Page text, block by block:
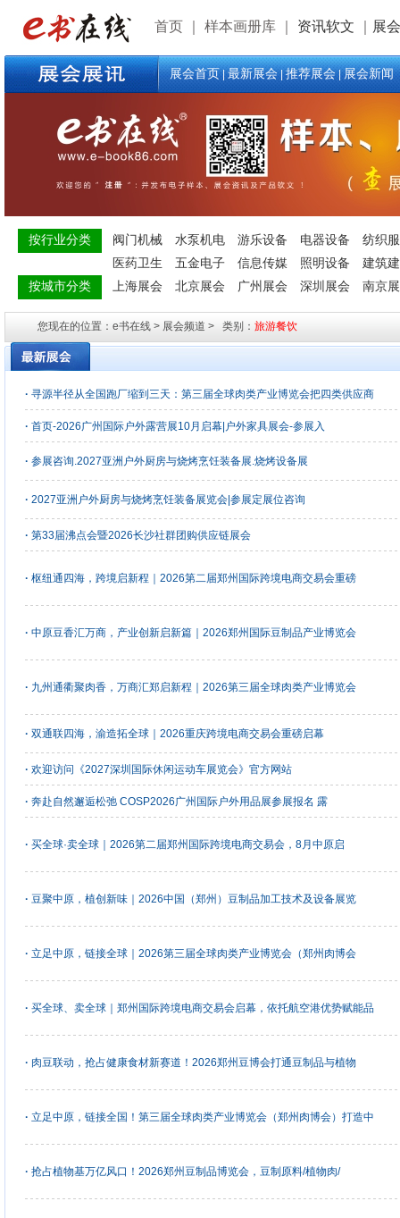
首页 样本画册库 资讯软文 展
展会首页|最新展会|推荐展会|展会新闻
按行业分类 阀门机械 水泵机电 游乐设备 电器设备
纺织
医药卫生
五金电子 信息传媒 照明设备
建筑
按城市分类
上海展会 北京展会 广州展会 深圳展会 南京
您现在的位置：e书在线 > 展会频道 > 类别： 旅游餐饮
· 寻源半径从全国跑厂缩到三天：第三届全球肉类产业博览会把四类供应商
· 首页-2026广州国际户外露营展10月启幕|户外家具展会-参展入
· 参展咨询.2027亚洲户外厨房与烧烤烹饪装备展.烧烤设备展
· 2027亚洲户外厨房与烧烤烹饪装备展览会|参展定展位咨询
· 第33届沸点会暨2026长沙社群团购供应链展会
· 枢纽通四海，跨境启新程｜2026第二届郑州国际跨境电商交易会重磅
· 中原豆香汇万商，产业创新启新篇｜2026郑州国际豆制品产业博览会
· 九州通衢聚肉香，万商汇郑启新程｜2026第三届全球肉类产业博览会
· 双通联四海，渝造拓全球｜2026重庆跨境电商交易会重磅启幕
· 欢迎访问《2027深圳国际休闲运动车展览会》官方网站
· 奔赴自然邂逅松弛 COSP2026广州国际户外用品展参展报名 露
· 买全球·卖全球｜2026第二届郑州国际跨境电商交易会，8月中原启
· 豆聚中原，植创新味｜2026中国（郑州）豆制品加工技术及设备展览
· 立足中原，链接全球｜2026第三届全球肉类产业博览会（郑州肉博会
· 买全球、卖全球｜郑州国际跨境电商交易会启幕，依托航空港优势赋能品
· 肉豆联动，抢占健康食材新赛道！2026郑州豆博会打通豆制品与植物
· 立足中原，链接全国！第三届全球肉类产业博览会（郑州肉博会）打造中
· 抢占植物基万亿风口！2026郑州豆制品博览会，豆制原料/植物肉/